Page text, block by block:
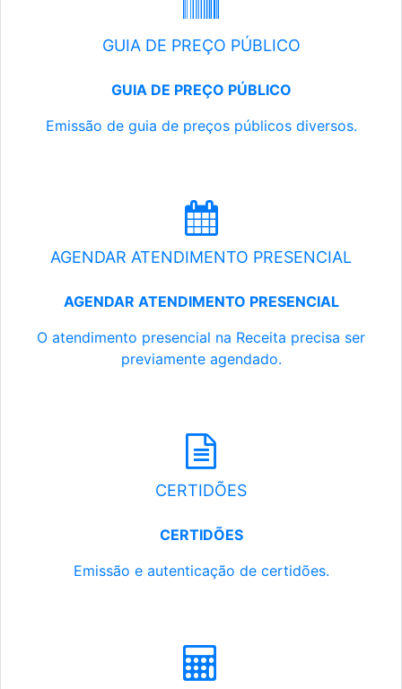
GUIA DE PREÇO PÚBLICO
GUIA DE PREÇO PÚBLICO
Emissão de guia de preços públicos diversos.
AGENDAR ATENDIMENTO PRESENCIAL
AGENDAR ATENDIMENTO PRESENCIAL
O atendimento presencial na Receita precisa ser
previamente agendado.
CERTIDÕES
CERTIDÕES
Emissão e autenticação de certidões.